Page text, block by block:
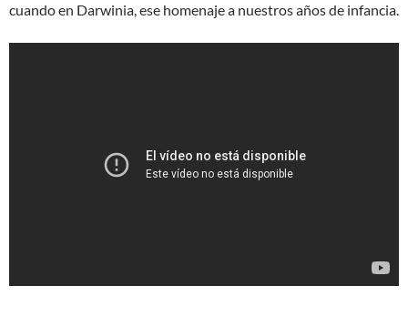
cuando en Darwinia, ese homenaje a nuestros años de infancia.